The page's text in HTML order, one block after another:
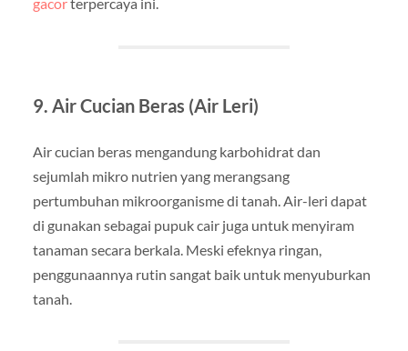
9. Air Cucian Beras (Air Leri)
Air cucian beras mengandung karbohidrat dan
sejumlah mikro nutrien yang merangsang
pertumbuhan mikroorganisme di tanah. Air-leri dapat
di gunakan sebagai pupuk cair juga untuk menyiram
tanaman secara berkala. Meski efeknya ringan,
penggunaannya rutin sangat baik untuk menyuburkan
tanah.